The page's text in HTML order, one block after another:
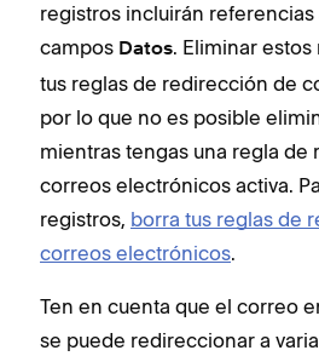
registros incluirán
campos Datos. Eliminar
tus reglas de redirección de
por lo que no es posible
mientras tengas una regla de
correos electrónicos activa.
registros, borra tus reglas de
correos electrónicos.
Ten en cuenta que el correo
se puede redireccionar a